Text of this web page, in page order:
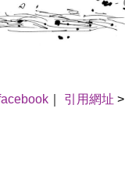
引用網址 >